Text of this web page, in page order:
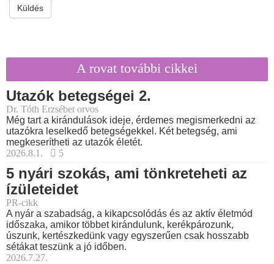
Küldés
A rovat további cikkei
Utazók betegségei 2.
Dr. Tóth Erzsébet orvos
Még tart a kirándulások ideje, érdemes megismerkedni az
utazókra leselkedő betegségekkel. Két betegség, ami
megkeserítheti az utazók életét.
2026.8.1.
5
5 nyári szokás, ami tönkreteheti az
ízületeidet
PR-cikk
A nyár a szabadság, a kikapcsolódás és az aktív életmód
időszaka, amikor többet kirándulunk, kerékpározunk,
úszunk, kertészkedünk vagy egyszerűen csak hosszabb
sétákat teszünk a jó időben.
2026.7.27.